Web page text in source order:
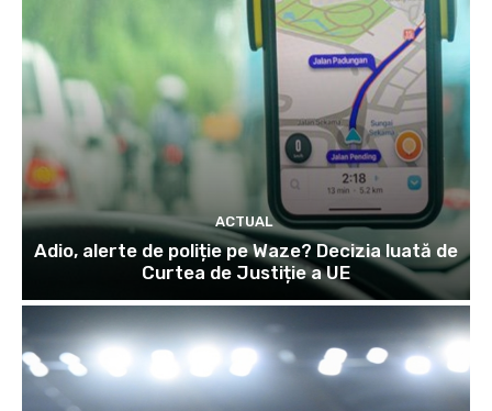
ACTUAL
Adio, alerte de poliție pe Waze? Decizia luată de
Curtea de Justiție a UE